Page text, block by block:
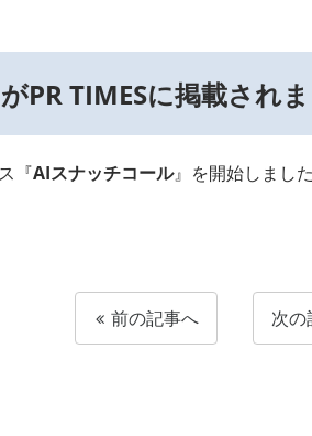
PR TIMESに掲載され
『AIスナッチコール』を開始しました
前の記事へ 次の